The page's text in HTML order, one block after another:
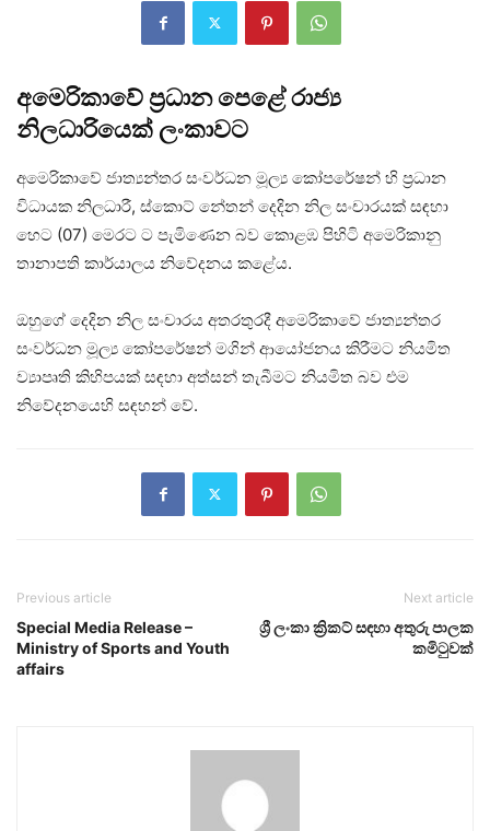
අමෙරිකාවේ ප්‍රධාන පෙළේ රාජ්‍ය
නිලධාරියෙක් ලංකාවට
අමෙරිකාවේ ජාත්‍යන්තර සංවර්ධන මූල්‍ය කෝපරේෂන් හි ප්‍රධාන
විධායක නිලධාරී, ස්කොට් නේතන් දෙදින නිල සංචාරයක් සඳහා
හෙට (07) මෙරට ට පැමිණෙන බව කොළඹ පිහිටි අමෙරිකානු
තානාපති කාර්යාලය නිවේදනය කළේය.
ඔහුගේ දෙදින නිල සංචාරය අතරතුරදී අමෙරිකාවේ ජාත්‍යන්තර
සංවර්ධන මූල්‍ය කෝපරේෂන් මගින් ආයෝජනය කිරීමට නියමිත
ව්‍යාපෘති කිහිපයක් සඳහා අත්සන් තැබීමට නියමිත බව එම
නිවේදනයෙහි සඳහන් වේ.
Previous article
Special Media Release –
Ministry of Sports and Youth
affairs
Next article
ශ්‍රී ලංකා ක්‍රිකට් සඳහා අතුරු පාලක
කමිටුවක්